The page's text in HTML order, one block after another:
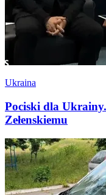
Ukraina
Pociski dla
Zełenskiemu